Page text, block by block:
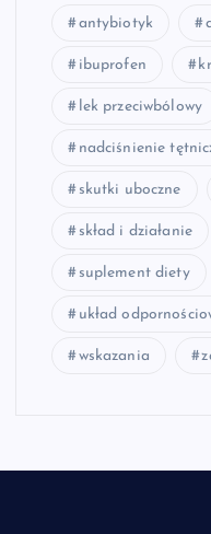
antybiotyk
ibuprofen
lek przeciwbólowy
nadciśnienie
skutki uboczne
skład i działanie
suplement diety
układ
wskazania